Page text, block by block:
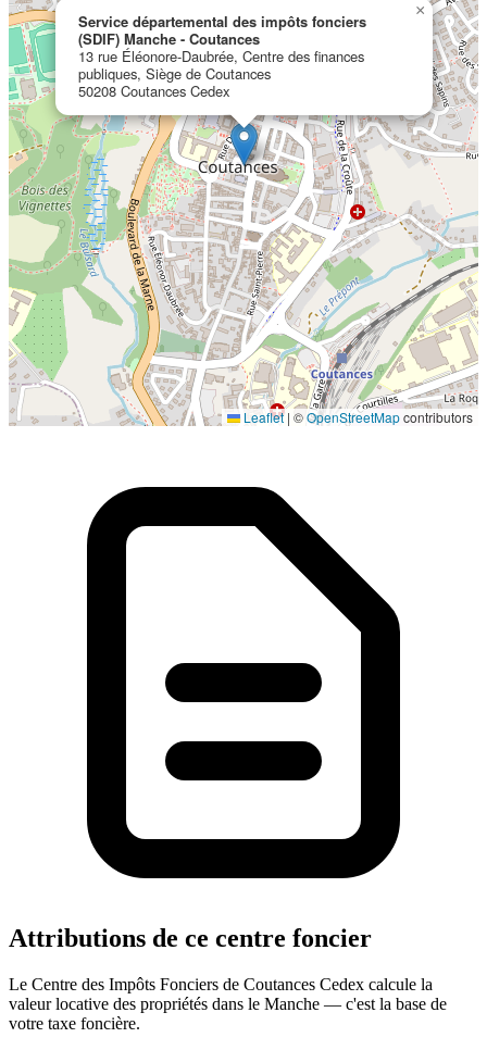
Localisation en cours...
Service départemental des impôts fonciers
(SDIF) Manche - Coutances
13 rue Éléonore-Daubrée, Centre des finances
publiques, Siège de Coutances
50208 Coutances Cedex
×
Leaflet | ©OpenStreetMapcontributors
Attributions de ce centre foncier
Le Centre des Impôts Fonciers de Coutances Cedex calcule la
valeur locative des propriétés dans le Manche — c'est la base de
votre taxe foncière.